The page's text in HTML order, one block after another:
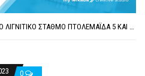
FAKE NEWS ΓΙΑ ΤΟ ΛΙΓΝΙΤΙΚΌ ΣΤΑΘΜΌ ΠΤΟΛΕΜΑΪ́ΔΑ 5 ΚΑΙ ΤΗΝ ΕΝΕΡΓΕΙΑΚΉ ΑΣΦΆΛΕΙΑ ΤΗΣ ΧΏΡΑΣ
0